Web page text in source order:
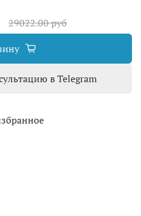
29022.00 руб
в Telegram